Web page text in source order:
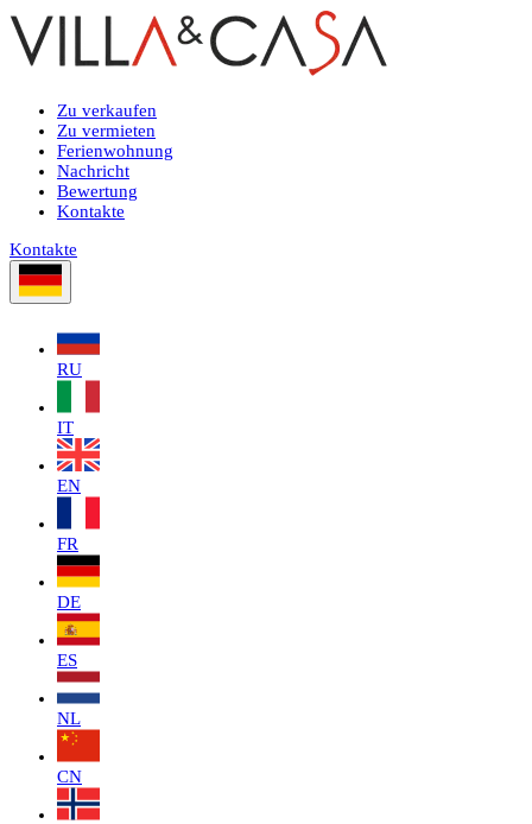
Zu verkaufen
Zu vermieten
Ferienwohnung
Nachricht
Bewertung
Kontakte
Kontakte
RU
IT
EN
FR
DE
ES
NL
CN